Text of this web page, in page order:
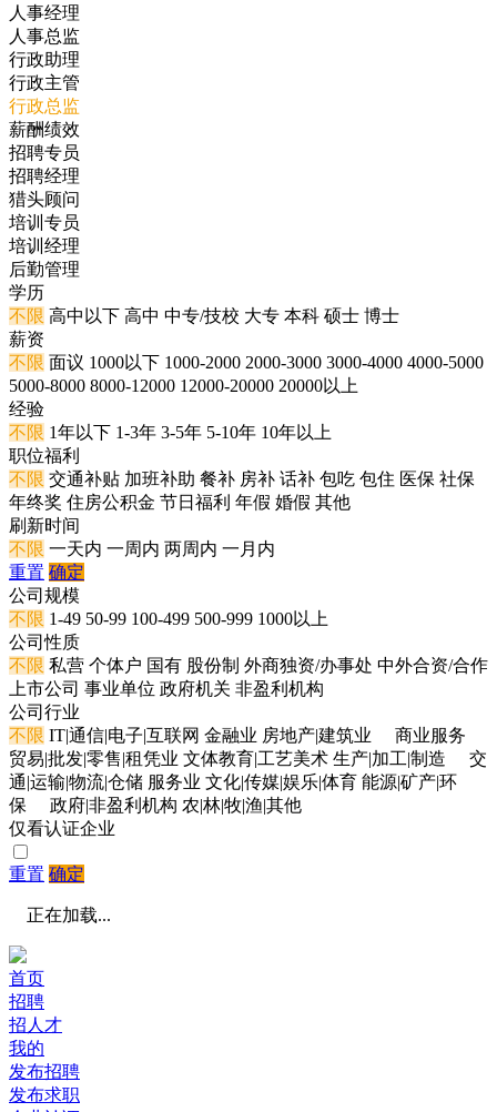
人事经理
人事总监
行政助理
行政主管
行政总监
薪酬绩效
招聘专员
招聘经理
猎头顾问
培训专员
培训经理
后勤管理
学历
不限 高中以下 高中 中专/技校 大专 本科 硕士 博士
薪资
不限 面议 1000以下 1000-2000 2000-3000 3000-4000 4000-5000
5000-8000 8000-12000 12000-20000 20000以上
经验
不限 1年以下 1-3年 3-5年 5-10年 10年以上
职位福利
不限 交通补贴 加班补助 餐补 房补 话补 包吃 包住 医保 社保
年终奖 住房公积金 节日福利 年假 婚假 其他
刷新时间
不限 一天内 一周内 两周内 一月内
重置 确定
公司规模
不限 1-49 50-99 100-499 500-999 1000以上
公司性质
不限 私营 个体户 国有 股份制 外商独资/办事处 中外合资/合作
上市公司 事业单位 政府机关 非盈利机构
公司行业
不限 IT|通信|电子|互联网 金融业 房地产|建筑业
商业服务
贸易|批发|零售|租凭业 文体教育|工艺美术 生产|加工|制造
交
通|运输|物流|仓储 服务业 文化|传媒|娱乐|体育 能源|矿产|环
保
政府|非盈利机构 农|林|牧|渔|其他
仅看认证企业
重置 确定
正在加载...
首页
招聘
招人才
我的
发布招聘
发布求职